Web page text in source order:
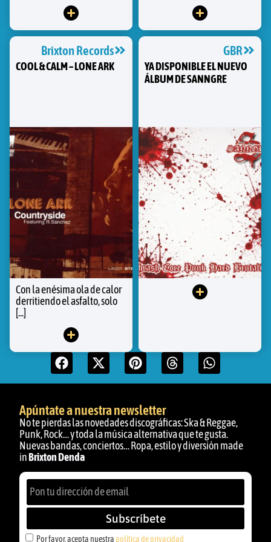
Brixton Records
COOL & CALM – LONE ARK
Con la enésima ola de calor
derritiendo el asfalto, solo
[...]
GBR
YA DISPONIBLE EL NUEVO
ÁLBUM DE SANNGRE
Apúntate a nuestra newsletter
No te pierdas las novedades discográficas: Ska & Reggae,
Punk, Rock… y toda la música alternativa que te gusta.
Nuevas bandas, conciertos… Ropa, estilo y diversión made
inBrixton Denda
Por favor, acepta nuestra política de privacidad
Subscríbete